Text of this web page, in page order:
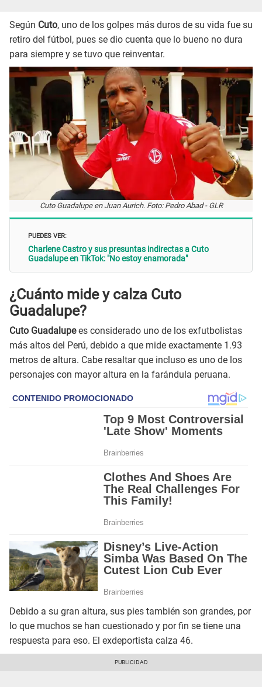
Según Cuto, uno de los golpes más duros de su vida fue su
retiro del fútbol, pues se dio cuenta que lo bueno no dura
para siempre y se tuvo que reinventar.
Cuto Guadalupe en Juan Aurich. Foto: Pedro Abad - GLR
PUEDES VER:
Charlene Castro y sus presuntas indirectas a Cuto
Guadalupe en TikTok: "No estoy enamorada"
¿Cuánto mide y calza Cuto
Guadalupe?
Cuto Guadalupees considerado uno de los exfutbolistas
más altos del Perú, debido a que mide exactamente 1.93
metros de altura. Cabe resaltar que incluso es uno de los
personajes con mayor altura en la farándula peruana.
Debido a su gran altura, sus pies también son grandes, por
lo que muchos se han cuestionado y por fin se tiene una
respuesta para eso. El exdeportista calza 46.